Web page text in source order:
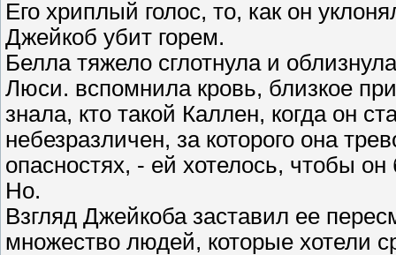
Его хриплый голос, то, как он
Джейкоб убит горем.
Белла тяжело сглотнула и
Люси. вспомнила кровь, близкое
знала, кто такой Каллен, когда он
небезразличен, за которого она
опасностях, - ей хотелось, чтобы
Но.
Взгляд Джейкоба заставил ее
множество людей, которые хотели